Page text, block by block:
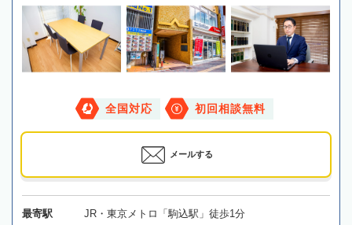
全国対応 初回相談無料
メールする
最寄駅 JR・東京メトロ「駒込駅」徒歩1分